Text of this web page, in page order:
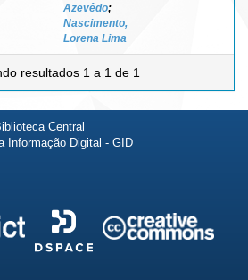
Azevêdo;
Nascimento,
Lorena Lima
resultados 1 a 1 de 1
Central
Informação Digital - GID